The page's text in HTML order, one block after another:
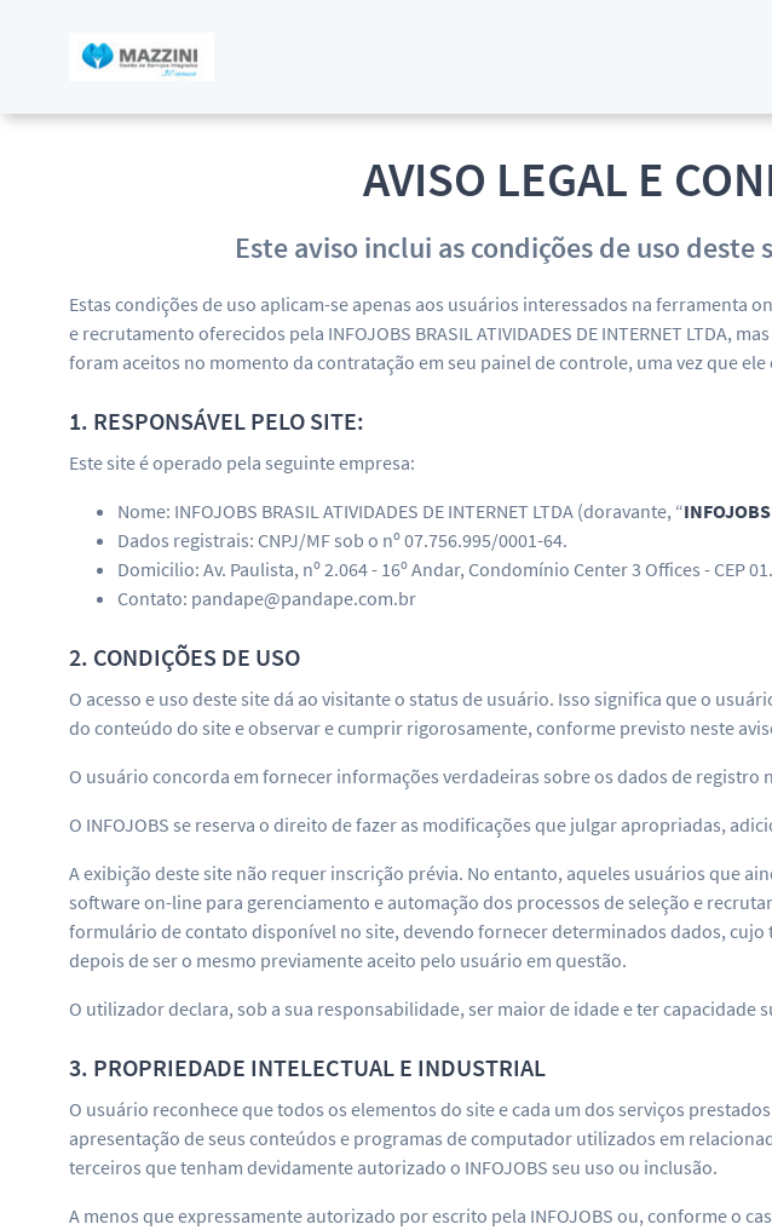
AVISO LEGAL E
Este aviso inclui as condições de uso
Estas condições de uso aplicam-se apenas aos usuários interessados na ferramenta
e recrutamento oferecidos pela INFOJOBS BRASIL ATIVIDADES DE INTERNET
foram aceitos no momento da contratação em seu painel de controle, uma vez que
1. RESPONSÁVEL PELO SITE:
Este site é operado pela seguinte empresa:
Nome: INFOJOBS BRASIL ATIVIDADES DE INTERNET LTDA (doravante, “INFOJOBS
Dados registrais: CNPJ/MF sob o nº 07.756.995/0001-64.
Domicilio: Av. Paulista, nº 2.064 - 16º Andar, Condomínio Center 3 Offices - CEP
Contato: pandape@pandape.com.br
2. CONDIÇÕES DE USO
O acesso e uso deste site dá ao visitante o status de usuário. Isso significa que o
do conteúdo do site e observar e cumprir rigorosamente, conforme previsto neste
O usuário concorda em fornecer informações verdadeiras sobre os dados de
O INFOJOBS se reserva o direito de fazer as modificações que julgar apropriadas,
A exibição deste site não requer inscrição prévia. No entanto, aqueles usuários que
software on-line para gerenciamento e automação dos processos de seleção e
formulário de contato disponível no site, devendo fornecer determinados dados,
depois de ser o mesmo previamente aceito pelo usuário em questão.
O utilizador declara, sob a sua responsabilidade, ser maior de idade e ter capacidade
3. PROPRIEDADE INTELECTUAL E INDUSTRIAL
O usuário reconhece que todos os elementos do site e cada um dos serviços
apresentação de seus conteúdos e programas de computador utilizados em
terceiros que tenham devidamente autorizado o INFOJOBS seu uso ou inclusão.
A menos que expressamente autorizado por escrito pela INFOJOBS ou, conforme o